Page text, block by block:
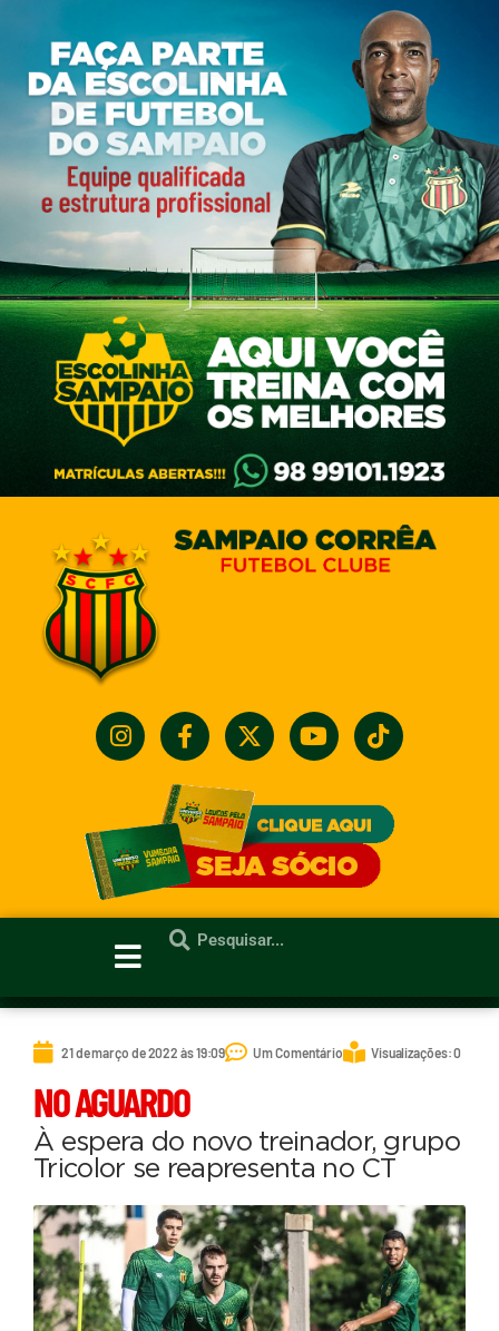
21 de março de 2022 às 19:09 Um Comentário Visualizações: 0
NO AGUARDO
À espera do novo treinador, grupo
Tricolor se reapresenta no CT